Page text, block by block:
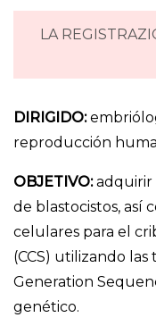
LA
DIRIGIDO:
reproducción
OBJETIVO:adquirir
de blastocistos, así
celulares para el
(CCS) utilizando
Generation
genético.